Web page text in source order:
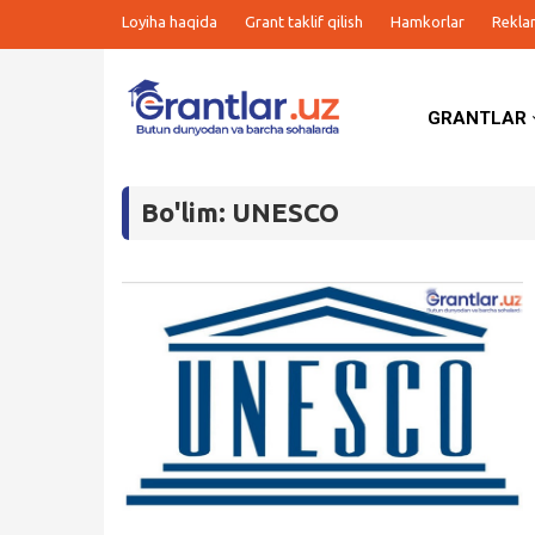
Loyiha haqida Grant taklif qilish Hamkorlar
GRANTLAR
Bo'lim: UNESCO